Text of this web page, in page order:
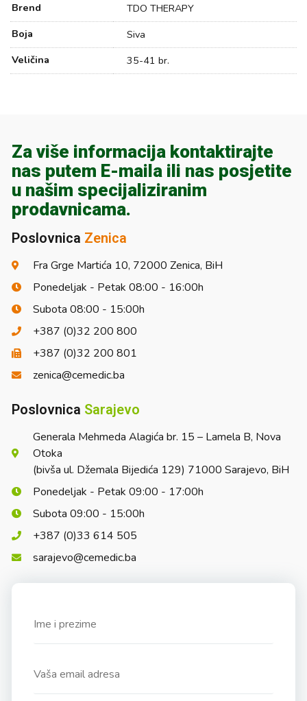
Brend
TDO THERAPY
Boja
Siva
Veličina
35-41 br.
Za više informacija kontaktirajte
nas putem E-maila ili nas posjetite
u našim specijaliziranim
prodavnicama.
Poslovnica Zenica
Fra Grge Martića 10, 72000 Zenica, BiH
Ponedeljak - Petak 08:00 - 16:00h
Subota 08:00 - 15:00h
+387 (0)32 200 800
+387 (0)32 200 801
zenica@cemedic.ba
Poslovnica Sarajevo
Generala Mehmeda Alagića br. 15 – Lamela B, Nova
Otoka
(bivša ul. Džemala Bijedića 129) 71000 Sarajevo, BiH
Ponedeljak - Petak 09:00 - 17:00h
Subota 09:00 - 15:00h
+387 (0)33 614 505
sarajevo@cemedic.ba